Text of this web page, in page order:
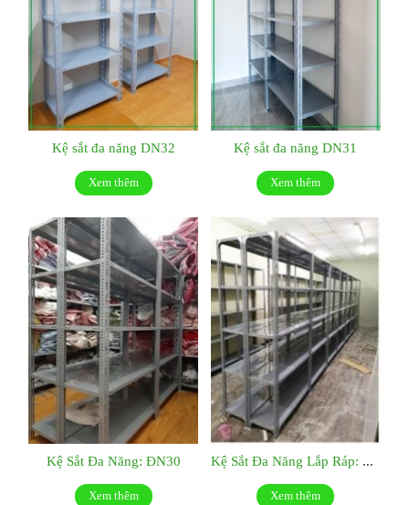
Kệ sắt đa năng DN32
Xem thêm
Kệ sắt đa năng DN31
Xem thêm
Kệ Sắt Đa Năng: ĐN30
Xem thêm
Kệ Sắt Đa Năng Lắp Ráp: ĐN29
Xem thêm